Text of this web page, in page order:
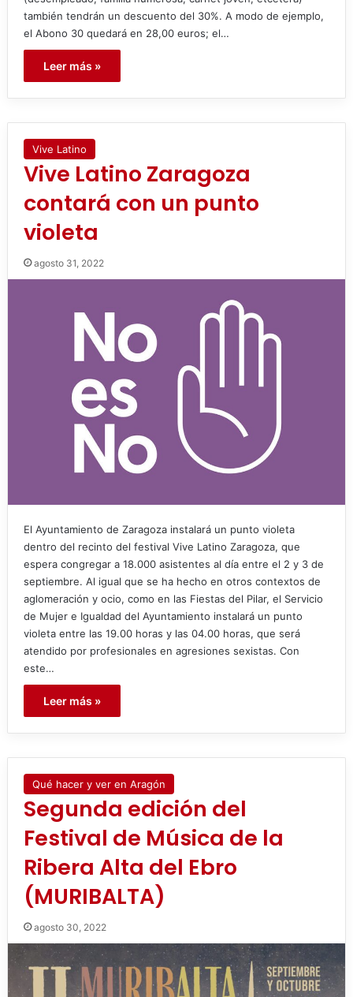
también tendrán un descuento del 30%. A modo de ejemplo,
el Abono 30 quedará en 28,00 euros; el…
Leer más »
Vive Latino
Vive Latino Zaragoza
contará con un punto
violeta
agosto 31, 2022
El Ayuntamiento de Zaragoza instalará un punto violeta
dentro del recinto del festival Vive Latino Zaragoza, que
espera congregar a 18.000 asistentes al día entre el 2 y 3 de
septiembre. Al igual que se ha hecho en otros contextos de
aglomeración y ocio, como en las Fiestas del Pilar, el Servicio
de Mujer e Igualdad del Ayuntamiento instalará un punto
violeta entre las 19.00 horas y las 04.00 horas, que será
atendido por profesionales en agresiones sexistas. Con
este…
Leer más »
Qué hacer y ver en Aragón
Segunda edición del
Festival de Música de la
Ribera Alta del Ebro
(MURIBALTA)
agosto 30, 2022